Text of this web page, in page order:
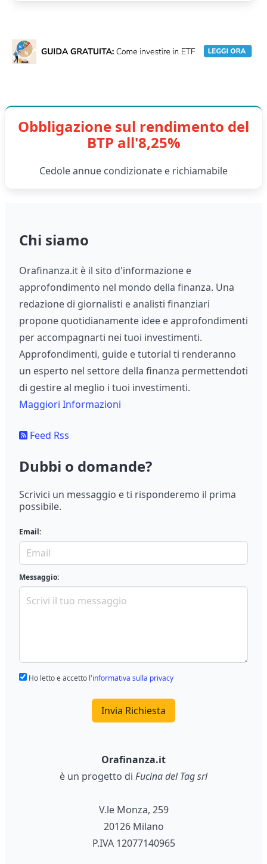
Obbligazione sul rendimento del
BTP all'8,25%
Cedole annue condizionate e richiamabile
Chi siamo
Orafinanza.it è il sito d'informazione e
approfondimento nel mondo della finanza. Una
redazione di giornalisti e analisti finanziari
propone quotidianamente idee e approfondimenti
per accompagnarti nei tuoi investimenti.
Approfondimenti, guide e tutorial ti renderanno
un esperto nel settore della finanza permettendoti
di gestire al meglio i tuoi investimenti.
Maggiori Informazioni
Feed Rss
Dubbi o domande?
Scrivici un messaggio e ti risponderemo il prima
possibile.
Email:
Messaggio:
Ho letto e accetto l'informativa sulla privacy
Invia Richiesta
Orafinanza.it
è un progetto di Fucina del Tag srl
V.le Monza, 259
20126 Milano
P.IVA 12077140965